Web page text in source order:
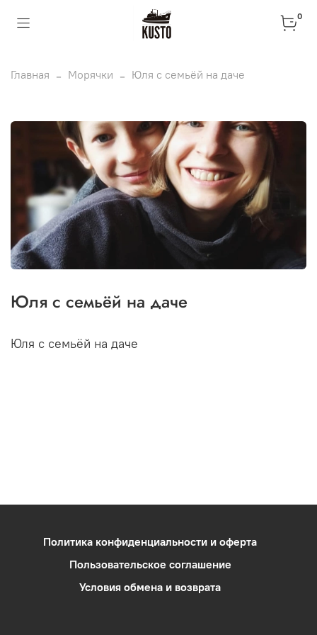
0
Главная Морячки Юля с семьёй на даче
Юля с семьёй на даче
Юля с семьёй на даче
Политика конфиденциальности и оферта
Пользовательское соглашение
Условия обмена и возврата